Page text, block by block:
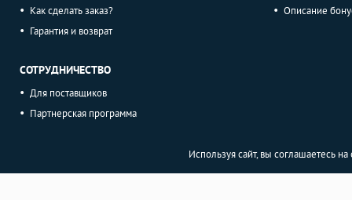
Как сделать заказ?
Гарантия и возврат
СОТРУДНИЧЕСТВО
Для поставщиков
Партнерская программа
Описание
Используя сайт, вы соглашаетесь